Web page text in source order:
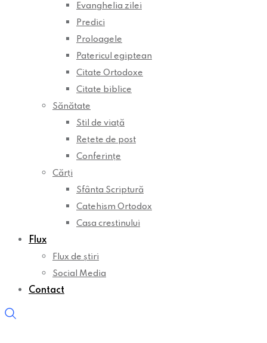
Evanghelia zilei
Predici
Proloagele
Patericul egiptean
Citate Ortodoxe
Citate biblice
Sănătate
Stil de viață
Rețete de post
Conferințe
Cărți
Sfânta Scriptură
Catehism Ortodox
Casa crestinului
Flux
Flux de știri
Social Media
Contact